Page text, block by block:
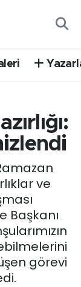
ve
Başkanı
görevi